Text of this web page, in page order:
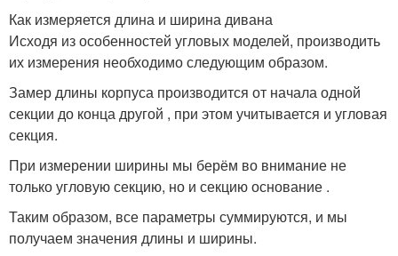
Как измеряется длина и ширина дивана
Исходя из особенностей угловых моделей, производить
их измерения необходимо следующим образом.
Замер длины корпуса производится от начала одной
секции до конца другой , при этом учитывается и угловая
секция.
При измерении ширины мы берём во внимание не
только угловую секцию, но и секцию основание .
Таким образом, все параметры суммируются, и мы
получаем значения длины и ширины.